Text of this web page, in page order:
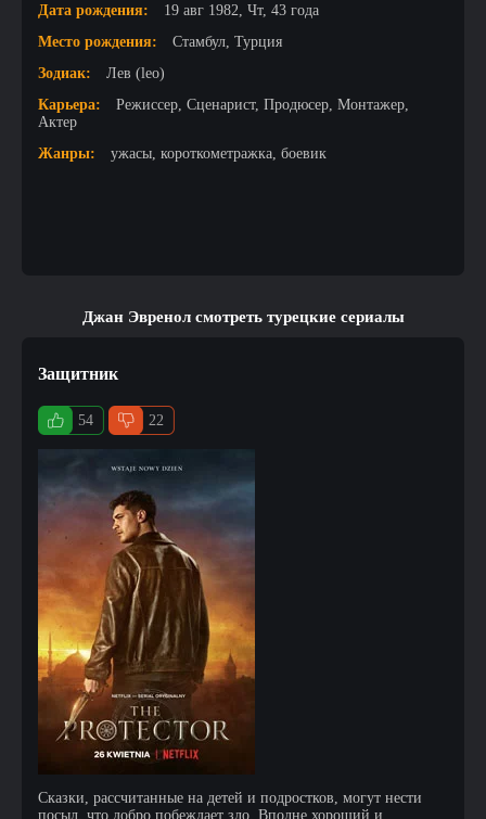
Дата рождения:
19 авг 1982, Чт, 43 года
Место рождения:
Стамбул, Турция
Зодиак:
Лев (leo)
Карьера:
Режиссер, Сценарист, Продюсер, Монтажер,
Актер
Жанры:
ужасы, короткометражка, боевик
Джан Эвренол смотреть турецкие сериалы
Защитник
54 22
Сказки, рассчитанные на детей и подростков, могут нести
посыл, что добро побеждает зло. Вполне хороший и